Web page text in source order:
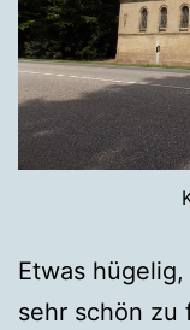
Etwas
sehr schön zu